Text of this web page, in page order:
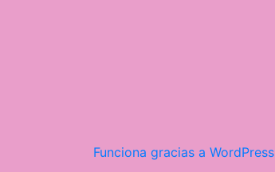
Funciona gracias a WordPress